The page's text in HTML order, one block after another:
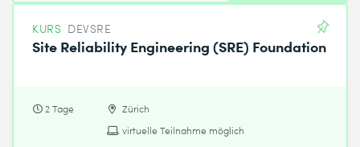
KURS DEVSRE
Site Reliability Engineering (SRE) Foundation
2 Tage
Zürich
virtuelle Teilnahme möglich